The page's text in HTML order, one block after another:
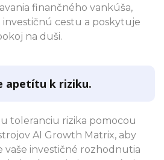
finančného vankúša,
investičnú cestu a poskytuje
na duši.
apetítu k riziku.
toleranciu rizika pomocou
AI Growth Matrix, aby
vaše investičné rozhodnutia